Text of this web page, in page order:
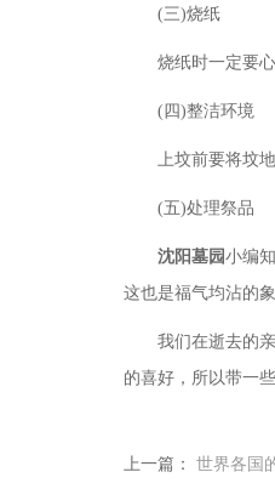
(三)烧纸
烧纸时一定要
(四)整洁环境
上坟前要将坟
(五)处理祭品
沈阳墓园小编
这也是福气均沾的象
我们在逝去的
的喜好，所以带一
上一篇： 世界各国